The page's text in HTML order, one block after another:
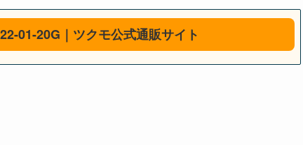
01-20G｜ツクモ公式通販サイト